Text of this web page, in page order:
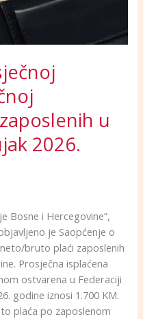
u
2026.
Bosne i Hercegovine”,
je Saopćenje o
bruto plaći zaposlenih
Prosječna isplaćena
ostvarena u Federaciji
godine iznosi 1.700 KM.
plaća po zaposlenom